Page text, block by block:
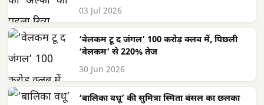
03 Jul 2026
‘वेलकम टू द जंगल’ 100 करोड़ क्लब में, पिछली
‘वेलकम’ से 220% तेज
30 Jun 2026
‘बालिका वधू’ की सुमित्रा स्मिता बंसल का छलका